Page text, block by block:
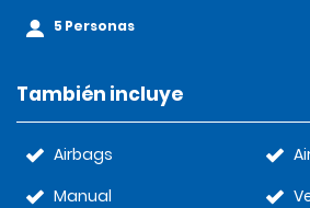
5 Personas
También incluye
Airbags
Manual